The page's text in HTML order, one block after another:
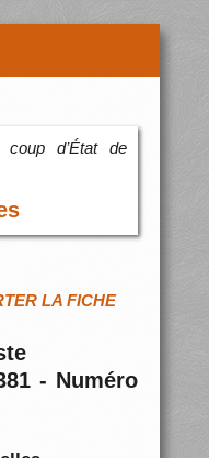
d’État de
LA FICHE
- Numéro